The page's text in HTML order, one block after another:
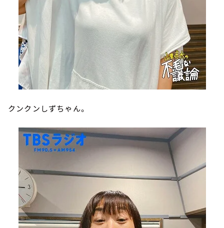
クンクンしずちゃん。